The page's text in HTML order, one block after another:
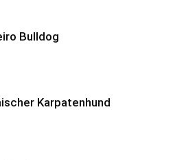
Bulldog
Karpatenhund